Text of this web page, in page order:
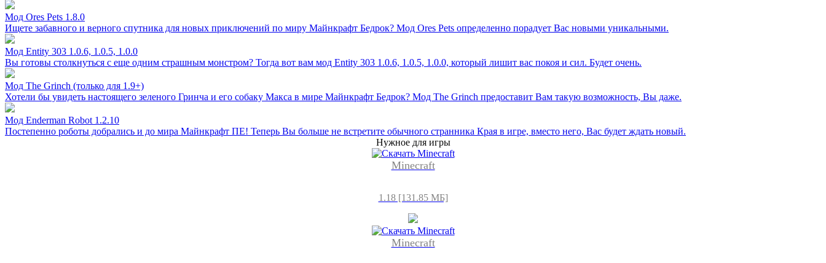
Мод Ores Pets 1.8.0
Ищете забавного и верного спутника для новых приключений по миру Майнкрафт Бедрок? Мод Ores Pets определенно порадует Вас новыми уникальными.
Мод Entity 303 1.0.6, 1.0.5, 1.0.0
Вы готовы столкнуться с еще одним страшным монстром? Тогда вот вам мод Entity 303 1.0.6, 1.0.5, 1.0.0, который лишит вас покоя и сил. Будет очень.
Мод The Grinch (только для 1.9+)
Хотели бы увидеть настоящего зеленого Гринча и его собаку Макса в мире Майнкрафт Бедрок? Мод The Grinch предоставит Вам такую возможность, Вы даже.
Мод Enderman Robot 1.2.10
Постепенно роботы добрались и до мира Майнкрафт ПЕ! Теперь Вы больше не встретите обычного странника Края в игре, вместо него, Вас будет ждать новый.
Нужное для игры
Minecraft
1.18 [131.85 МБ]
Minecraft